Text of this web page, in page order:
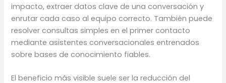
impacto, extraer datos clave de una conversación y
enrutar cada caso al equipo correcto. También puede
resolver consultas simples en el primer contacto
mediante asistentes conversacionales entrenados
sobre bases de conocimiento fiables.
El beneficio más visible suele ser la reducción del